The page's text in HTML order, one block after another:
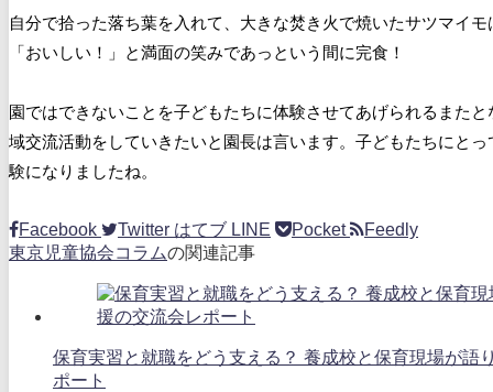
自分で拾った落ち葉を入れて、大きな焚き火で焼いたサツマイ
「おいしい！」と満面の笑みであっという間に完食！
園ではできないことを子どもたちに体験させてあげられるまた
域交流活動をしていきたいと園長は言います。子どもたちにと
験になりましたね。
Facebook Twitter はてブ LINE Pocket
Feedly
東京児童協会コラムの関連記事
保育実習と就職をどう支える？ 養成校と保育現場が語
ポート